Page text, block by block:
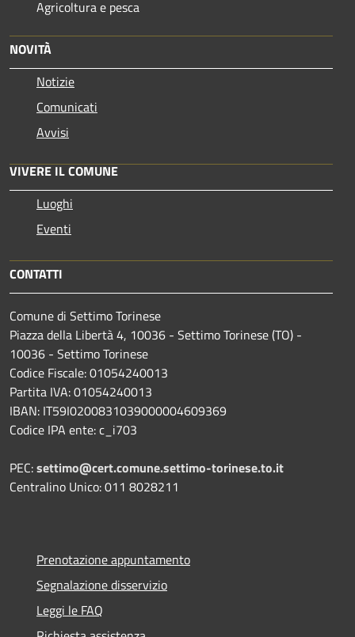
Agricoltura e pesca
NOVITÀ
Notizie
Comunicati
Avvisi
VIVERE IL COMUNE
Luoghi
Eventi
CONTATTI
Comune di Settimo Torinese
Piazza della Libertà 4, 10036 - Settimo Torinese (TO) -
10036 - Settimo Torinese
Codice Fiscale: 01054240013
Partita IVA: 01054240013
IBAN: IT59I0200831039000004609369
Codice IPA ente: c_i703
PEC:settimo@cert.comune.settimo-torinese.to.it
Centralino Unico: 011 8028211
Prenotazione appuntamento
Segnalazione disservizio
Leggi le FAQ